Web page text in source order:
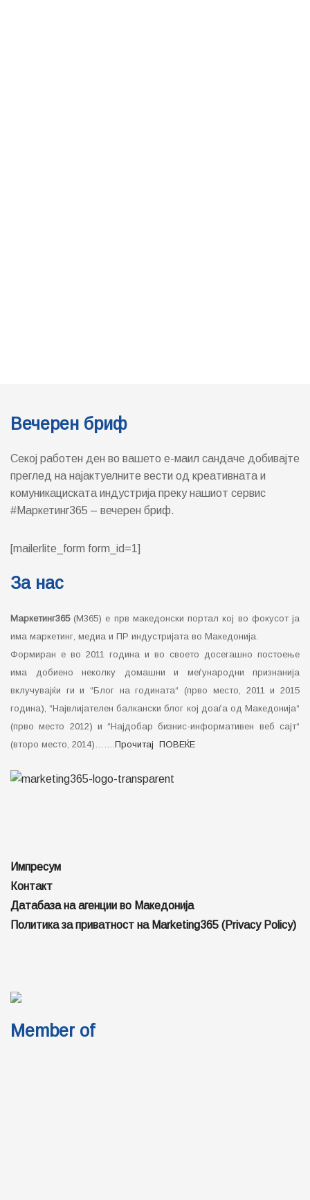
Вечерен бриф
Секој работен ден во вашето е-маил сандаче добивајте
преглед на најактуелните вести од креативната и
комуникациската индустрија преку нашиот сервис
#Маркетинг365 – вечерен бриф.
[mailerlite_form form_id=1]
За нас
Маркетинг365(М365) е прв македонски портал кој во фокусот ја
има маркетинг, медиа и ПР индустријата во Македонија.
Формиран е во 2011 година и во своето досегашно постоење
има добиено неколку домашни и меѓународни признанија
вклучувајќи ги и “Блог на годината“ (прво место, 2011 и 2015
година), “Највлијателен балкански блог кој доаѓа од Македонија“
(прво место 2012) и “Најдобар бизнис-информативен веб сајт“
(второ место, 2014)……. Прочитај ПОВЕЌЕ
Импресум
Контакт
Датабаза на агенции во Македонија
Политика за приватност на Marketing365 (Privacy Policy)
Member of